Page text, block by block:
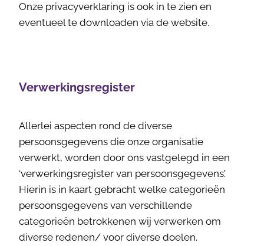
Onze privacyverklaring is ook in te zien en
eventueel te downloaden via de website.
Verwerkingsregister
Allerlei aspecten rond de diverse
persoonsgegevens die onze organisatie
verwerkt, worden door ons vastgelegd in een
‘verwerkingsregister van persoonsgegevens’.
Hierin is in kaart gebracht welke categorieën
persoonsgegevens van verschillende
categorieën betrokkenen wij verwerken om
diverse redenen/ voor diverse doelen.